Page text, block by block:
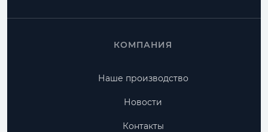
КОМПАНИЯ
Наше производство
Новости
Контакты